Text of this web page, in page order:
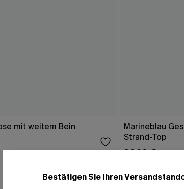
mit weitem Bein
Marineblau
Strand-Top
39,00 €
Bestätigen Sie Ihren